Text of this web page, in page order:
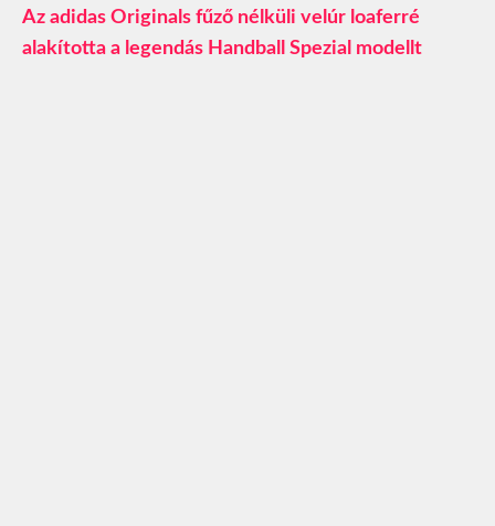
Az adidas Originals fűző nélküli velúr loaferré
alakította a legendás Handball Spezial modellt